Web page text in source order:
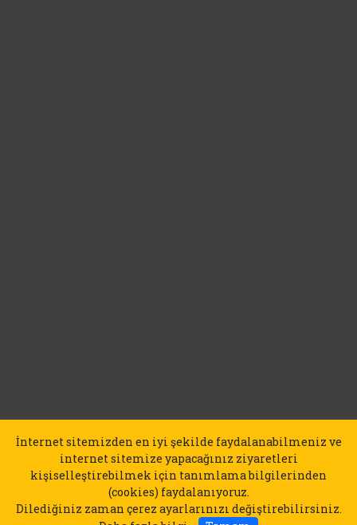
İnternet sitemizden en iyi şekilde faydalanabilmeniz ve
internet sitemize yapacağınız ziyaretleri
kişiselleştirebilmek için tanımlama bilgilerinden
(cookies) faydalanıyoruz.
Dilediğiniz zaman çerez ayarlarınızı değiştirebilirsiniz.